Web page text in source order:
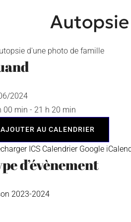
2024
00 min - 21 h 20 min
AJOUTER AU CALENDRIER
ICS Calendrier Google
d’évènement
2023-2024